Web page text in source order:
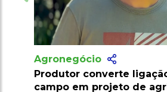
converte ligação com o
em projeto de agricultura